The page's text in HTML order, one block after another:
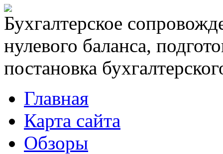
Бухгалтерское
нулевого баланса,
постановка
Главная
Карта сайта
Обзоры